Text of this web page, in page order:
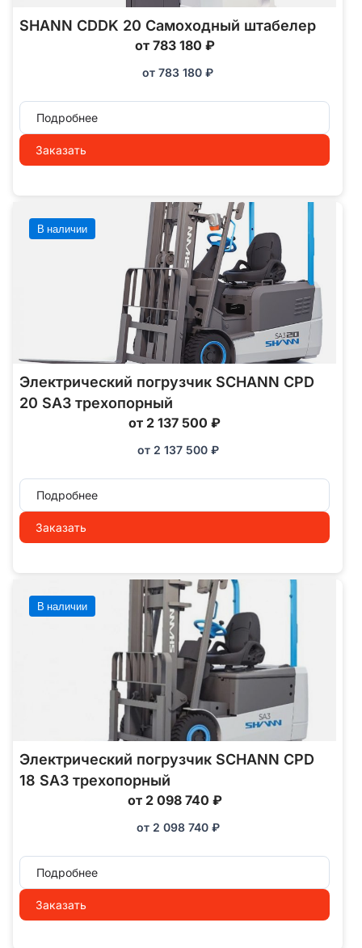
SHANN CDDK 20 Самоходный штабелер
от 783 180 ₽
от 783 180 ₽
Подробнее
Заказать
В наличии
Электрический погрузчик SCHANN CPD
20 SA3 трехопорный
от 2 137 500 ₽
от 2 137 500 ₽
Подробнее
Заказать
В наличии
Электрический погрузчик SCHANN CPD
18 SA3 трехопорный
от 2 098 740 ₽
от 2 098 740 ₽
Подробнее
Заказать